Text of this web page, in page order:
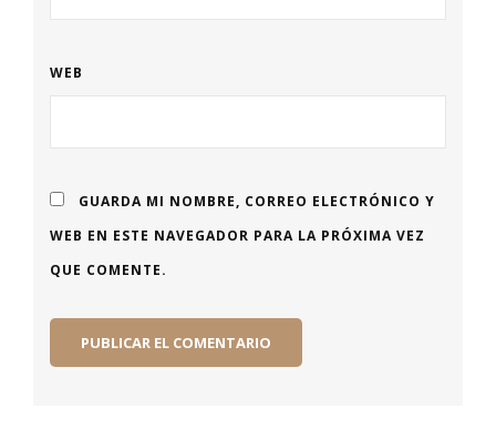
WEB
GUARDA MI NOMBRE, CORREO ELECTRÓNICO Y
WEB EN ESTE NAVEGADOR PARA LA PRÓXIMA VEZ
QUE COMENTE.